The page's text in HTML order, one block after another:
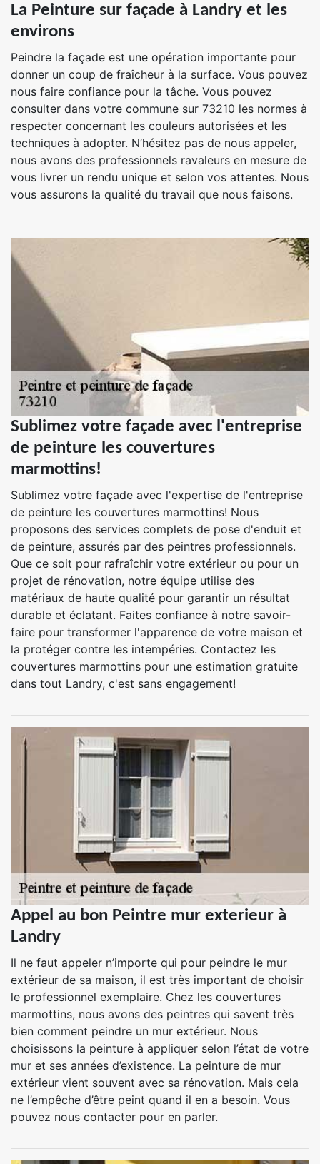
La Peinture sur façade à Landry et les
environs
Peindre la façade est une opération importante pour
donner un coup de fraîcheur à la surface. Vous pouvez
nous faire confiance pour la tâche. Vous pouvez
consulter dans votre commune sur 73210 les normes à
respecter concernant les couleurs autorisées et les
techniques à adopter. N’hésitez pas de nous appeler,
nous avons des professionnels ravaleurs en mesure de
vous livrer un rendu unique et selon vos attentes. Nous
vous assurons la qualité du travail que nous faisons.
Sublimez votre façade avec l'entreprise
de peinture les couvertures
marmottins!
Sublimez votre façade avec l'expertise de l'entreprise
de peinture les couvertures marmottins! Nous
proposons des services complets de pose d'enduit et
de peinture, assurés par des peintres professionnels.
Que ce soit pour rafraîchir votre extérieur ou pour un
projet de rénovation, notre équipe utilise des
matériaux de haute qualité pour garantir un résultat
durable et éclatant. Faites confiance à notre savoir-
faire pour transformer l'apparence de votre maison et
la protéger contre les intempéries. Contactez les
couvertures marmottins pour une estimation gratuite
dans tout Landry, c'est sans engagement!
Appel au bon Peintre mur exterieur à
Landry
Il ne faut appeler n’importe qui pour peindre le mur
extérieur de sa maison, il est très important de choisir
le professionnel exemplaire. Chez les couvertures
marmottins, nous avons des peintres qui savent très
bien comment peindre un mur extérieur. Nous
choisissons la peinture à appliquer selon l’état de votre
mur et ses années d’existence. La peinture de mur
extérieur vient souvent avec sa rénovation. Mais cela
ne l’empêche d’être peint quand il en a besoin. Vous
pouvez nous contacter pour en parler.